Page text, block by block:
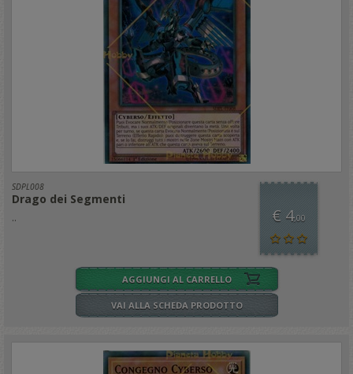
SDPL008
Drago dei Segmenti
.. € 4,00
AGGIUNGI AL CARRELLO
VAI ALLA SCHEDA PRODOTTO